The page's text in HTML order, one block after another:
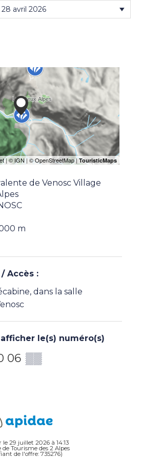
de Venosc Village
m
Accès :
dans la salle
le(s) numéro(s)
06 ▒▒
le 29 juillet 2026 à 14:13
de Tourisme des 2 Alpes
de l'offre: 735276)